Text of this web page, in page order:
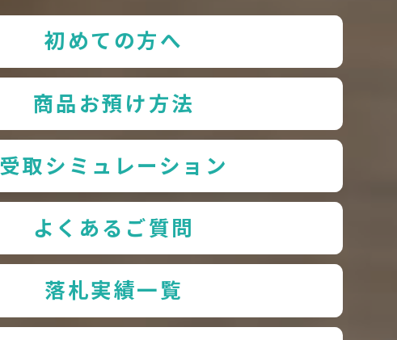
初めての方へ
商品お預け方法
受取シミュレーション
よくあるご質問
落札実績一覧